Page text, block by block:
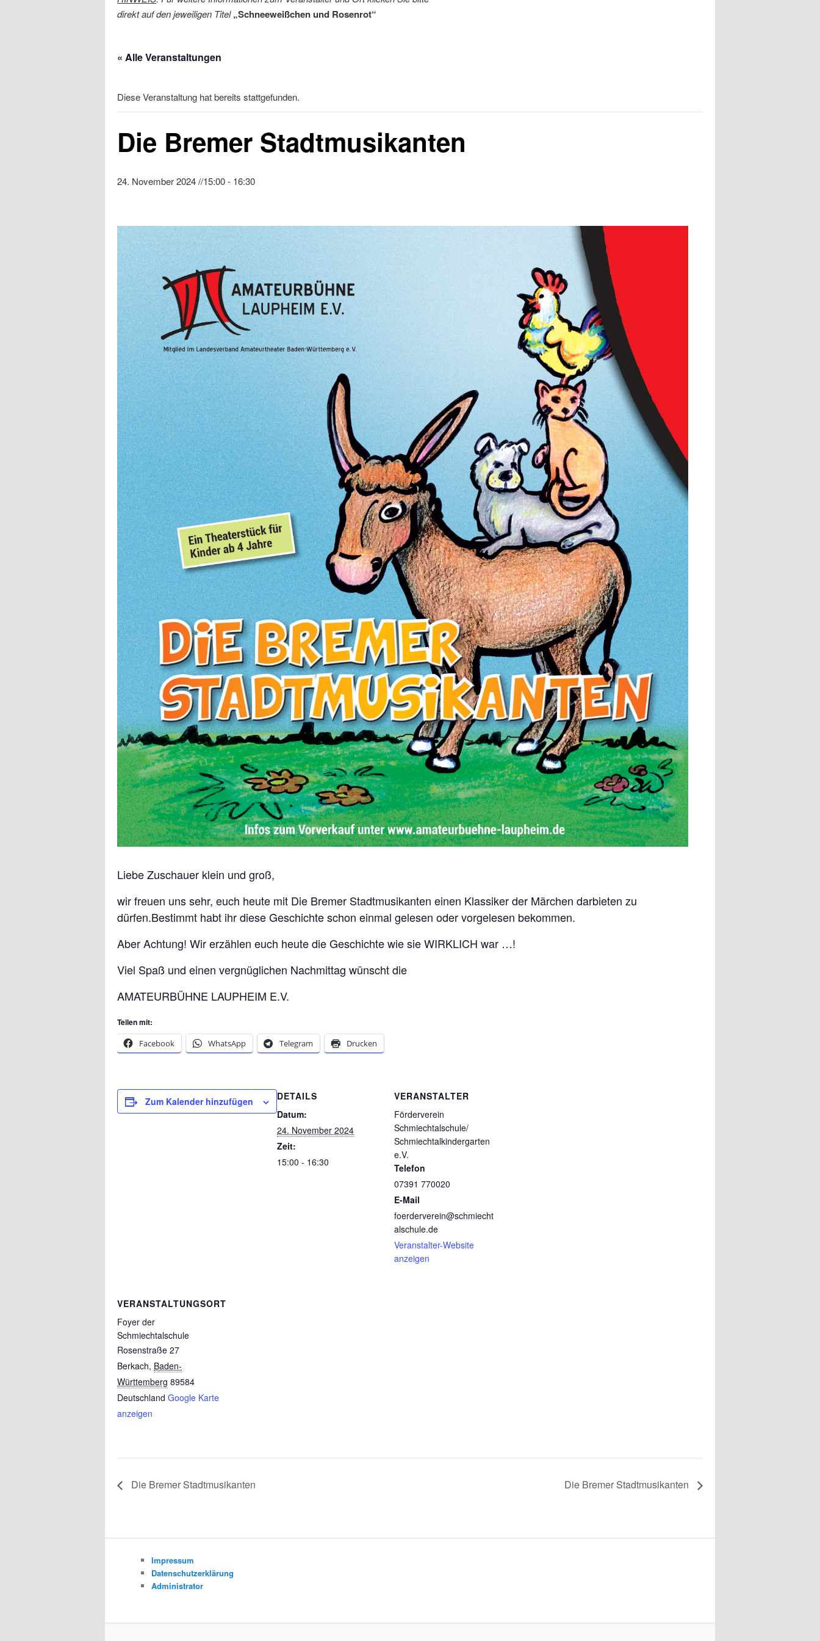
direkt auf den jeweiligen Titel„Schneeweißchen und Rosenrot“
« Alle Veranstaltungen
Diese Veranstaltung hat bereits stattgefunden.
Die Bremer Stadtmusikanten
24. November 2024 //15:00- 16:30
Liebe Zuschauer klein und groß,
wir freuen uns sehr, euch heute mit Die Bremer Stadtmusikanten einen Klassiker der Märchen darbieten zu
dürfen.Bestimmt habt ihr diese Geschichte schon einmal gelesen oder vorgelesen bekommen.
Aber Achtung! Wir erzählen euch heute die Geschichte wie sie WIRKLICH war …!
Viel Spaß und einen vergnüglichen Nachmittag wünscht die
AMATEURBÜHNE LAUPHEIM E.V.
Teilen mit:
Facebook
WhatsApp Telegram Drucken
Zum Kalender hinzufügen
DETAILS
Datum:
24. November 2024
Zeit:
15:00 - 16:30
VERANSTALTER
Förderverein
Schmiechtalschule/
Schmiechtalkindergarten
e.V.
Telefon
07391 770020
E-Mail
foerderverein@schmiecht
alschule.de
Veranstalter-Website
anzeigen
VERANSTALTUNGSORT
Foyer der
Schmiechtalschule
Rosenstraße 27
Berkach, Baden-
Württemberg 89584
Deutschland Google Karte
anzeigen
Die Bremer Stadtmusikanten Die Bremer Stadtmusikanten
Impressum
Datenschutzerklärung
Administrator